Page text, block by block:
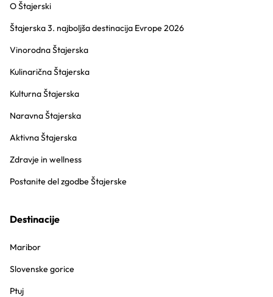
O Štajerski
Štajerska 3. najboljša destinacija Evrope 2026
Vinorodna Štajerska
Kulinarična Štajerska
Kulturna Štajerska
Naravna Štajerska
Aktivna Štajerska
Zdravje in wellness
Postanite del zgodbe Štajerske
Destinacije
Maribor
Slovenske gorice
Ptuj